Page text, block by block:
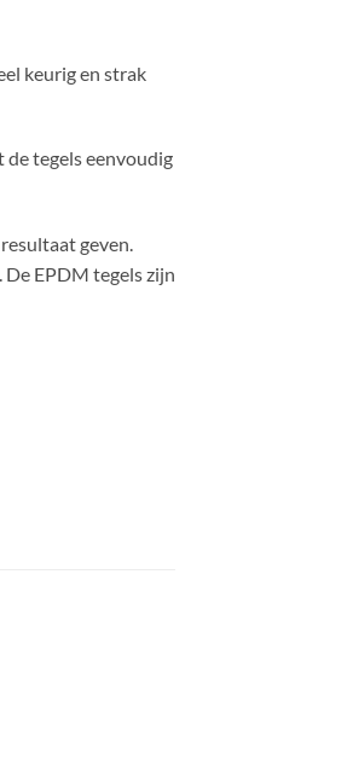
keurig en strak
tegels eenvoudig
geven.
EPDM tegels zijn